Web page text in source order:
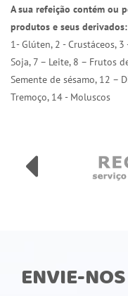
A sua refeição contém ou
produtos e seus derivados:
1- Glúten, 2 - Crustáceos,
Soja, 7 – Leite, 8 – Frutos
Semente de sésamo, 12 –
Tremoço, 14 - Moluscos
ENVIE-